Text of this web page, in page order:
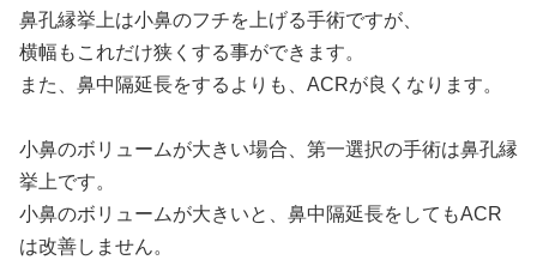
鼻孔縁挙上は小鼻のフチを上げる手術ですが、
横幅もこれだけ狭くする事ができます。
また、鼻中隔延長をするよりも、ACRが良くなります。
小鼻のボリュームが大きい場合、第一選択の手術は鼻孔縁
挙上です。
小鼻のボリュームが大きいと、鼻中隔延長をしてもACR
は改善しません。